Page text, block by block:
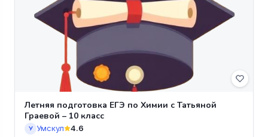
Летняя подготовка ЕГЭ по Химии с Татьяной
Граевой – 10 класс
У Умскул 4.6